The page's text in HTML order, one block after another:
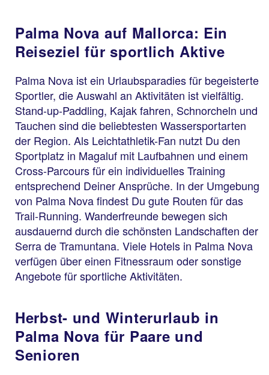
Palma Nova auf Mallorca: Ein
Reiseziel für sportlich Aktive
Palma Nova ist ein Urlaubsparadies für begeisterte
Sportler, die Auswahl an Aktivitäten ist vielfältig.
Stand-up-Paddling, Kajak fahren, Schnorcheln und
Tauchen sind die beliebtesten Wassersportarten
der Region. Als Leichtathletik-Fan nutzt Du den
Sportplatz in Magaluf mit Laufbahnen und einem
Cross-Parcours für ein individuelles Training
entsprechend Deiner Ansprüche. In der Umgebung
von Palma Nova findest Du gute Routen für das
Trail-Running. Wanderfreunde bewegen sich
ausdauernd durch die schönsten Landschaften der
Serra de Tramuntana. Viele Hotels in Palma Nova
verfügen über einen Fitnessraum oder sonstige
Angebote für sportliche Aktivitäten.
Herbst- und Winterurlaub in
Palma Nova für Paare und
Senioren